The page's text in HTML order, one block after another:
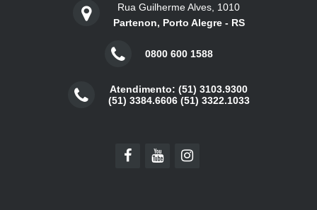
Rua Guilherme Alves, 1010
Partenon, Porto Alegre - RS
0800 600 1588
Atendimento: (51) 3103.9300
(51) 3384.6606 (51) 3322.1033